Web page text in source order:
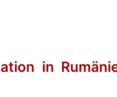
in